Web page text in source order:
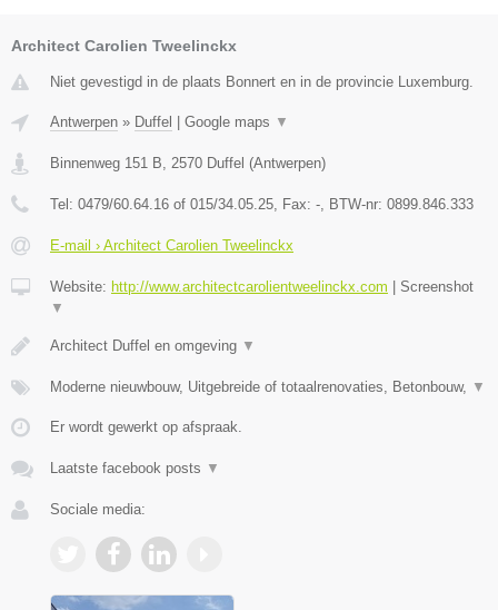
Architect Carolien Tweelinckx
Niet gevestigd in de plaats Bonnert en in de provincie Luxemburg.
Antwerpen » Duffel | Google maps ▼
Binnenweg 151 B 2570 Duffel (Antwerpen)
Tel: 0479/60.64.16 of 015/34.05.25 , Fax: - , BTW-nr: 0899.846.333
E-mail › Architect Carolien Tweelinckx
Website: http://www.architectcarolientweelinckx.com | Screenshot
▼
Architect Duffel en omgeving ▼
Moderne nieuwbouw, Uitgebreide of totaalrenovaties, Betonbouw, ▼
Er wordt gewerkt op afspraak.
Laatste facebook posts ▼
Sociale media: